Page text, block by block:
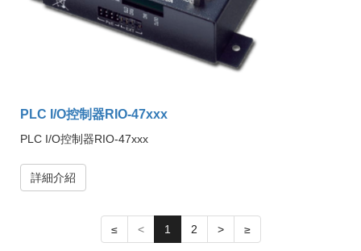
PLC I/O控制器RIO-47xxx
PLC I/O控制器RIO-47xxx
詳細介紹
≤ < 1 2 > ≥